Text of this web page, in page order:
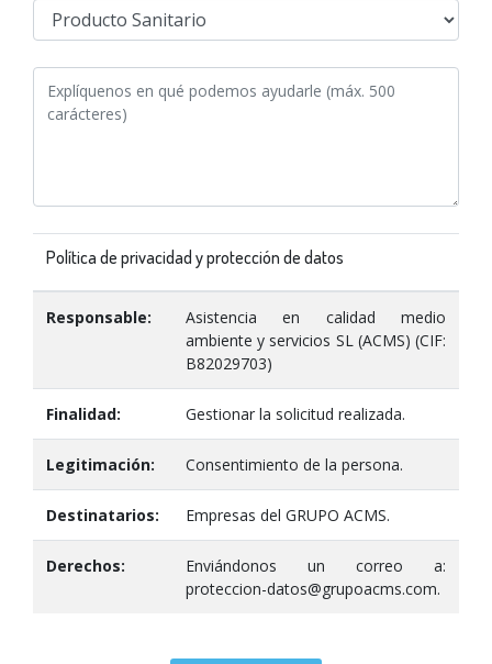
Política de privacidad y protección de datos
Responsable:
Asistencia en calidad medio
ambiente y servicios SL (ACMS) (CIF:
B82029703)
Finalidad: Gestionar la solicitud realizada.
Legitimación: Consentimiento de la persona.
Destinatarios: Empresas del GRUPO ACMS.
Derechos:
Enviándonos un correo a:
proteccion-datos@grupoacms.com.